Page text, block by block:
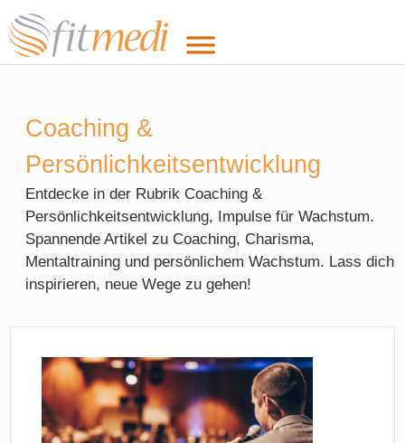
Coaching &
Persönlichkeitsentwicklung
Entdecke in der Rubrik Coaching &
Persönlichkeitsentwicklung, Impulse für Wachstum.
Spannende Artikel zu Coaching, Charisma,
Mentaltraining und persönlichem Wachstum. Lass dich
inspirieren, neue Wege zu gehen!